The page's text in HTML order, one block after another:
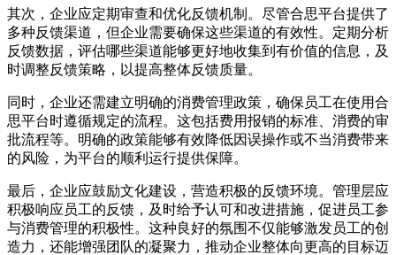
其次，企业应定期审查和优化反馈机制。尽管合思平台提供了
多种反馈渠道，但企业需要确保这些渠道的有效性。定期分析
反馈数据，评估哪些渠道能够更好地收集到有价值的信息，及
时调整反馈策略，以提高整体反馈质量。
同时，企业还需建立明确的消费管理政策，确保员工在使用合
思平台时遵循规定的流程。这包括费用报销的标准、消费的审
批流程等。明确的政策能够有效降低因误操作或不当消费带来
的风险，为平台的顺利运行提供保障。
最后，企业应鼓励文化建设，营造积极的反馈环境。管理层应
积极响应员工的反馈，及时给予认可和改进措施，促进员工参
与消费管理的积极性。这种良好的氛围不仅能够激发员工的创
造力，还能增强团队的凝聚力，推动企业整体向更高的目标迈